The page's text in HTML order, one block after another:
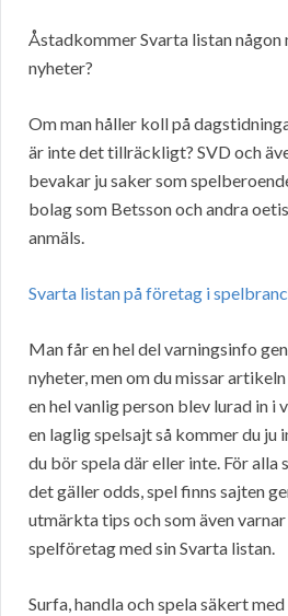
Åstadkommer Svarta listan någon
nyheter?
Om man håller koll på
är inte det tillräckligt? SVD och
bevakar ju saker som
bolag som Betsson och andra
anmäls.
Svarta listan på företag i
Man får en hel del varningsinfo
nyheter, men om du missar
en hel vanlig person blev lurad in i
en laglig spelsajt så kommer du ju
du bör spela där eller inte. För alla
det gäller odds, spel finns sajten
utmärkta tips och som även
spelföretag med sin Svarta listan.
Surfa, handla och spela säkert